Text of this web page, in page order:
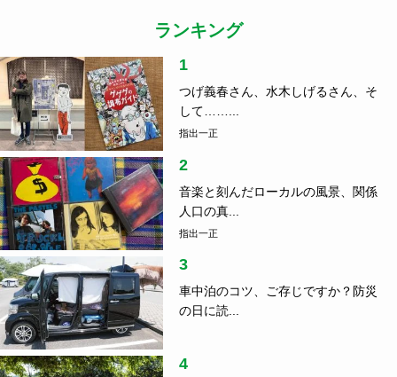
ランキング
1
つげ義春さん、水木しげるさん、そ
して……...
指出一正
2
音楽と刻んだローカルの風景、関係
人口の真...
指出一正
3
車中泊のコツ、ご存じですか？防災
の日に読...
4